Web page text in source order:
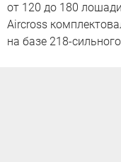
от 120 до 180
Aircross
на базе 218-